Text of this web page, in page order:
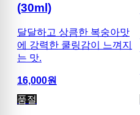
(30ml)
달달하고 상큼한 복숭아맛
에 강력한 쿨링감이 느껴지
는 맛.
16,000원
품절